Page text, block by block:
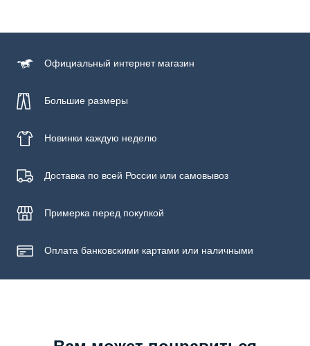
Официальный интернет магазин
Большие размеры
Новинки каждую неделю
Доставка по всей России или самовывоз
Примерка перед покупкой
Оплата банковскими картами или наличными